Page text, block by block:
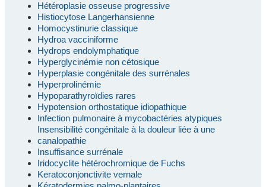
Hétéroplasie osseuse progressive
Histiocytose Langerhansienne
Homocystinurie classique
Hydroa vacciniforme
Hydrops endolymphatique
Hyperglycinémie non cétosique
Hyperplasie congénitale des surrénales
Hyperprolinémie
Hypoparathyroïdies rares
Hypotension orthostatique idiopathique
Infection pulmonaire à mycobactéries atypiques
Insensibilité congénitale à la douleur liée à une
canalopathie
Insuffisance surrénale
Iridocyclite hétérochromique de Fuchs
Keratoconjonctivite vernale